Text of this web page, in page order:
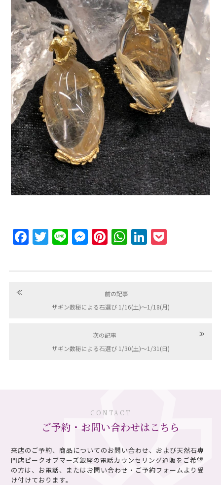
FacebookTwitterLine MessengerPinterestWhatsAppLinkedIn
≪
前の記事
ザギン数秘による石選び 1/16(土)〜1/18(月)
次の記事
≫
ザギン数秘による石選び 1/30(土)〜1/31(日)
CONTACT
ご予約・お問い合わせはこちら
来店のご予約、商品についてのお問い合わせ、および天然石専
門店ピークオブマーズ銀座の電話カウンセリング通販を ご希望
の方は、お電話、またはお問い合わせ・ご予約フォームより受
け付けております。